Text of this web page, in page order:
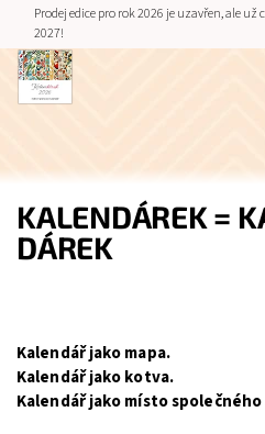
Prodej edice pro rok 2026 je uzavřen, ale
2027!
KALENDÁREK =
DÁREK
Kalendář jako mapa.
Kalendář jako kotva.
Kalendář jako místo